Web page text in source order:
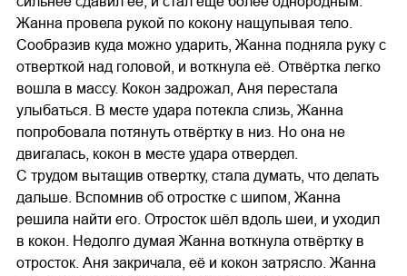
Жанна провела рукой по кокону нащупывая тело.
Сообразив куда можно ударить, Жанна подняла руку с
отверткой над головой, и воткнула её. Отвёртка легко
вошла в массу. Кокон задрожал, Аня перестала
улыбаться. В месте удара потекла слизь, Жанна
попробовала потянуть отвёртку в низ. Но она не
двигалась, кокон в месте удара отвердел.
С трудом вытащив отвертку, стала думать, что делать
дальше. Вспомнив об отростке с шипом, Жанна
решила найти его. Отросток шёл вдоль шеи, и уходил
в кокон. Недолго думая Жанна воткнула отвёртку в
отросток. Аня закричала, её и кокон затрясло. Жанна